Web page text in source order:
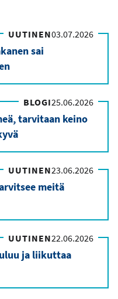
UUTINEN03.07.2026
sai
BLOGI25.06.2026
tarvitaan keino
UUTINEN23.06.2026
meitä
UUTINEN22.06.2026
ja liikuttaa